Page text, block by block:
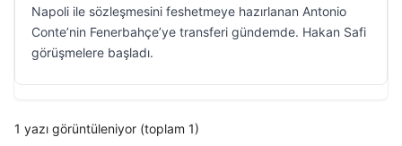
Napoli ile sözleşmesini feshetmeye hazırlanan Antonio
Conte’nin Fenerbahçe’ye transferi gündemde. Hakan Safi
görüşmelere başladı.
1 yazı görüntüleniyor (toplam 1)